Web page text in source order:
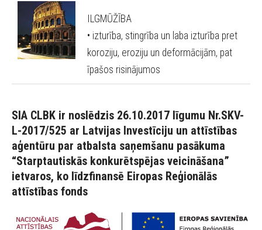
ILGMŪŽĪBA
• izturība, stingrība un laba izturība pret
koroziju, eroziju un deformācijām, pat
īpašos risinājumos
SIA CLBK ir noslēdzis 26.10.2017 līgumu Nr.SKV-
L-2017/525 ar Latvijas Investīciju un attīstības
aģentūru par atbalsta saņemšanu pasākuma
“Starptautiskās konkurētspējas veicināšana”
ietvaros, ko līdzfinansē Eiropas Reģionālās
attīstības fonds